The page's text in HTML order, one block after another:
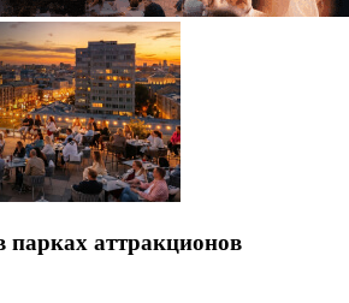
парках аттракционов